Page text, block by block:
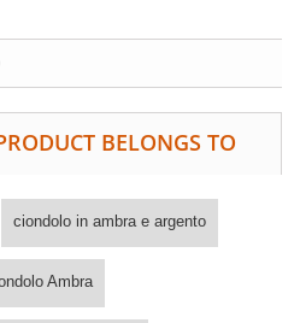
BELONGS TO
ciondolo in ambra e argento
Ambra